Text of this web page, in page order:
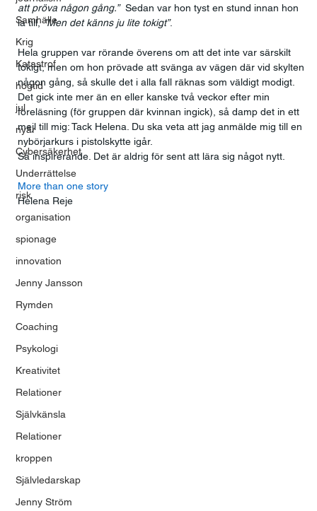
Samhälle
Krig
Katastrof
högtid
jul
nyår
Cybersäkerhet
Underrättelse
risk
organisation
spionage
innovation
Jenny Jansson
Rymden
Coaching
Psykologi
Kreativitet
Relationer
Självkänsla
Relationer
kroppen
Självledarskap
Jenny Ström
att pröva någon gång.” Sedan var hon tyst en stund innan hon
la till, ”Men det känns ju lite tokigt”.
Hela gruppen var rörande överens om att det inte var särskilt
tokigt, men om hon prövade att svänga av vägen där vid skylten
någon gång, så skulle det i alla fall räknas som väldigt modigt.
Det gick inte mer än en eller kanske två veckor efter min
föreläsning (för gruppen där kvinnan ingick), så damp det in ett
mejl till mig: Tack Helena. Du ska veta att jag anmälde mig till en
nybörjarkurs i pistolskytte igår.
Så inspirerande. Det är aldrig för sent att lära sig något nytt.
More than one story
Helena Reje